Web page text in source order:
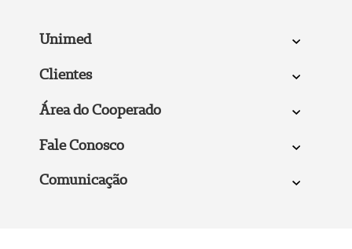
Unimed
Clientes
Área do Cooperado
Fale Conosco
Comunicação